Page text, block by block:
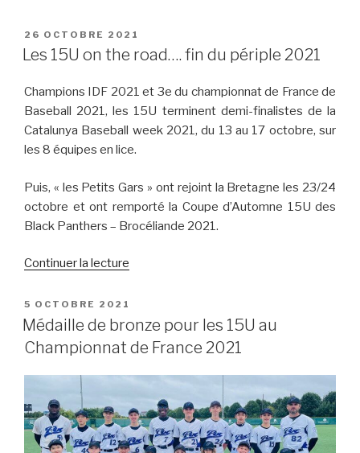
PUBLIÉ
LE
26 OCTOBRE 2021
Les 15U on the road…. fin du périple 2021
Champions IDF 2021 et 3e du championnat de France de
Baseball 2021, les 15U terminent demi-finalistes de la
Catalunya Baseball week 2021, du 13 au 17 octobre, sur
les 8 équipes en lice.
Puis, « les Petits Gars » ont rejoint la Bretagne les 23/24
octobre et ont remporté la Coupe d’Automne 15U des
Black Panthers – Brocéliande 2021.
Continuer la lecture
on
the
fin
périple
2021 »
PUBLIÉ
LE
5 OCTOBRE 2021
Médaille de bronze pour les 15U au
Championnat de France 2021